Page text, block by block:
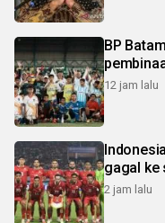
BP
12 jam lalu
gagal ke
2 jam lalu